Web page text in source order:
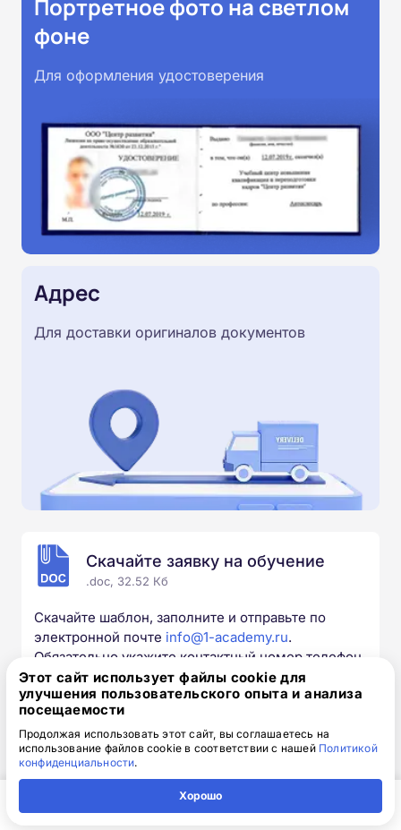
Портретное фото на светлом
фоне
Для оформления удостоверения
Адрес
Для доставки оригиналов документов
Скачайте заявку на обучение
.doc, 32.52 Кб
Скачайте шаблон, заполните и отправьте по
электронной почте info@1-academy.ru.
Обязательно укажите контактный номер телефон.
Наш специалист свяжется с вами и утонит все
детали.
Выбирайте курс под свои цели
Этот сайт использует файлы cookie для
улучшения пользовательского опыта и анализа
посещаемости
Продолжая использовать этот сайт, вы соглашаетесь на
использование файлов cookie в соответствии с нашей Политикой
конфиденциальности.
Хорошо